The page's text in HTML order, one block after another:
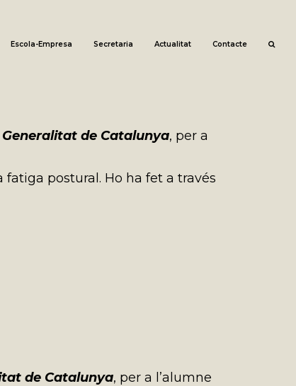
Escola-Empresa Secretaria Actualitat Contacte
de Catalunya, per a
postural. Ho ha fet a través
de Catalunya, per a l’alumne